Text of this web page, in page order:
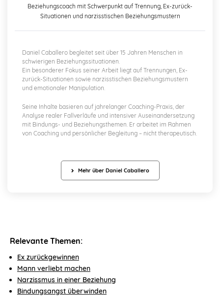
Beziehungscoach mit Schwerpunkt auf Trennung, Ex-zurück-
Situationen und narzisstischen Beziehungsmustern
Daniel Caballero begleitet seit über 15 Jahren Menschen in
schwierigen Beziehungssituationen.
Ein besonderer Fokus seiner Arbeit liegt auf Trennungen, Ex-
zurück-Situationen sowie narzisstischen Beziehungsmustern
und emotionaler Manipulation.
Seine Inhalte basieren auf jahrelanger Coaching-Praxis, der
Analyse realer Fallverläufe und intensiver Auseinandersetzung
mit Bindungs- und Beziehungsthemen. Er arbeitet im Rahmen
von Coaching und persönlicher Begleitung – nicht therapeutisch.
Mehr über Daniel Caballero
Relevante Themen:
Ex zurückgewinnen
Mann verliebt machen
Narzissmus in einer Beziehung
Bindungsangst überwinden